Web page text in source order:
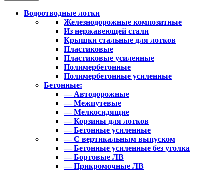
Водоотводные лотки
Железнодорожные композитные
Из нержавеющей стали
Крышки стальные для лотков
Пластиковые
Пластиковые усиленные
Полимербетонные
Полимербетонные усиленные
Бетонные:
— Автодорожные
— Межпутевые
— Мелкосидящие
— Корзины для лотков
— Бетонные усиленные
— С вертикальным выпуском
— Бетонные усиленные без уголка
— Бортовые ЛВ
— Прикромочные ЛВ